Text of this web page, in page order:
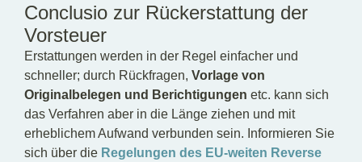
Conclusio zur Rückerstattung der
Vorsteuer
Erstattungen werden in der Regel einfacher und
schneller; durch Rückfragen, Vorlage von
Originalbelegen und Berichtigungen etc. kann sich
das Verfahren aber in die Länge ziehen und mit
erheblichem Aufwand verbunden sein. Informieren Sie
sich über die Regelungen des EU-weiten Reverse